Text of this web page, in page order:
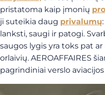
pristatoma kaip įmonių
ji suteikia daug privalumų
lanksti, saugi ir patogi.
saugos lygis yra toks pat
orlaivių. AEROAFFAIRES
pagrindiniai verslo